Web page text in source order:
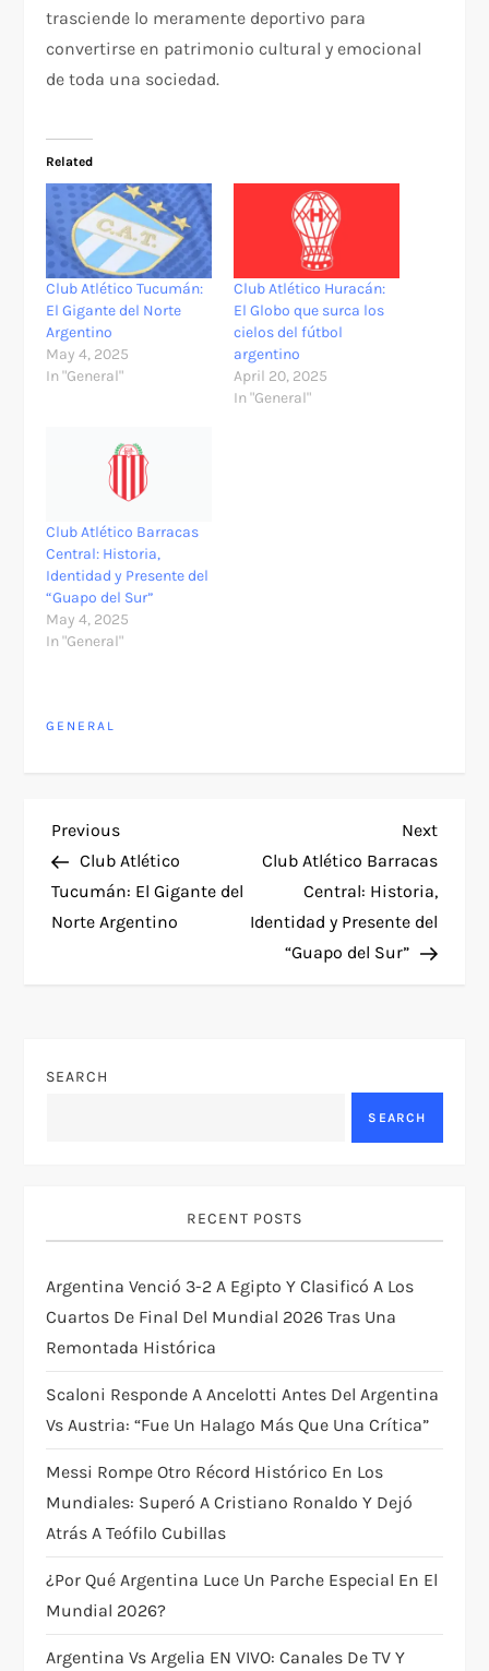
trasciende lo meramente deportivo para
convertirse en patrimonio cultural y emocional
de toda una sociedad.
Related
Club Atlético Tucumán:
El Gigante del Norte
Argentino
May 4, 2025
In "General"
Club Atlético Huracán:
El Globo que surca los
cielos del fútbol
argentino
April 20, 2025
In "General"
Club Atlético Barracas
Central: Historia,
Identidad y Presente del
“Guapo del Sur”
May 4, 2025
In "General"
GENERAL
P
o
s
a
g
a
t
i
o
n
Previous
Post
Previous
Club Atlético
Tucumán: El Gigante del
Norte Argentino
Next
Post
Next
Club Atlético Barracas
Central: Historia,
Identidad y Presente del
“Guapo del Sur”
SEARCH
SEARCH
RECENT POSTS
Argentina Venció 3-2 A Egipto Y Clasificó A Los
Cuartos De Final Del Mundial 2026 Tras Una
Remontada Histórica
Scaloni Responde A Ancelotti Antes Del Argentina
Vs Austria: “Fue Un Halago Más Que Una Crítica”
Messi Rompe Otro Récord Histórico En Los
Mundiales: Superó A Cristiano Ronaldo Y Dejó
Atrás A Teófilo Cubillas
¿Por Qué Argentina Luce Un Parche Especial En El
Mundial 2026?
Argentina Vs Argelia EN VIVO: Canales De TV Y